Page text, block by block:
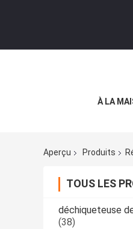
À LA
Aperçu Produits
TOUS LES
déchiqueteuse
(38)